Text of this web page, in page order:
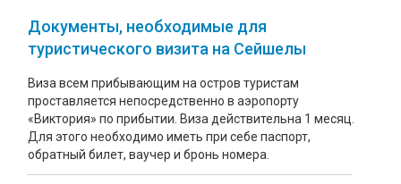
Документы, необходимые для
туристического визита на Сейшелы
Виза всем прибывающим на остров туристам
проставляется непосредственно в аэропорту
«Виктория» по прибытии. Виза действительна 1 месяц.
Для этого необходимо иметь при себе паспорт,
обратный билет, ваучер и бронь номера.